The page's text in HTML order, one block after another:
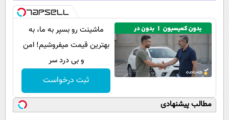
ماشینت رو بسپر به ما، به
بهترین قیمت میفروشیم! امن
و بی درد سر
ثبت درخواست
مطالب پیشنهادی